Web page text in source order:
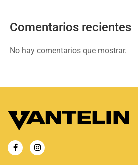
Comentarios recientes
No hay comentarios que mostrar.